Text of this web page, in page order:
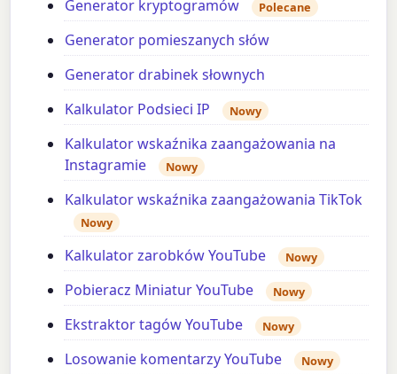
Generator kryptogramów Polecane
Generator pomieszanych słów
Generator drabinek słownych
Kalkulator Podsieci IP
Nowy
Kalkulator wskaźnika zaangażowania na
Instagramie
Nowy
Kalkulator wskaźnika zaangażowania TikTok
Nowy
Kalkulator zarobków YouTube Nowy
Pobieracz Miniatur YouTube Nowy
Ekstraktor tagów YouTube Nowy
Losowanie komentarzy YouTube Nowy